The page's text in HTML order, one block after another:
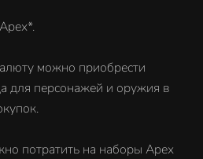
можно приобрести
для персонажей и оружия в
потратить на наборы Apex